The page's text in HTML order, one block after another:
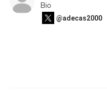
Bio
@adecas2000